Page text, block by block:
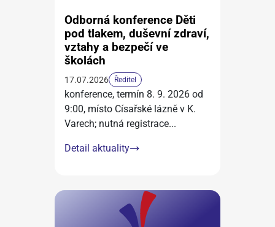
Odborná konference Děti
pod tlakem, duševní zdraví,
vztahy a bezpečí ve
školách
17.07.2026 Ředitel
konference, termín 8. 9. 2026 od
9:00, místo Císařské lázně v K.
Varech; nutná registrace...
Detail aktuality